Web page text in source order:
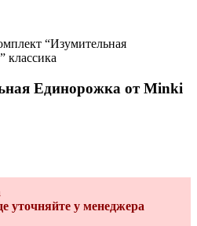
“Изумительная
классика
Единорожка от Minki
уточняйте у менеджера